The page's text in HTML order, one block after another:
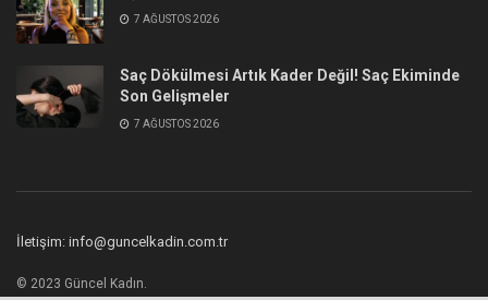
7 AĞUSTOS 2026
Saç Dökülmesi Artık Kader Değil! Saç Ekiminde
Son Gelişmeler
7 AĞUSTOS 2026
İletişim: info@guncelkadin.com.tr
© 2023 Güncel Kadın.